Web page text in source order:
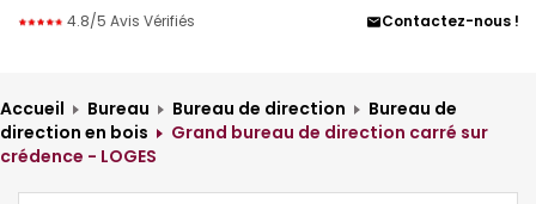
4.8/5 Avis Vérifiés Contactez-nous !
Accueil Bureau Bureau de direction
Bureau de
direction en bois
Grand bureau de direction carré sur
crédence - LOGES